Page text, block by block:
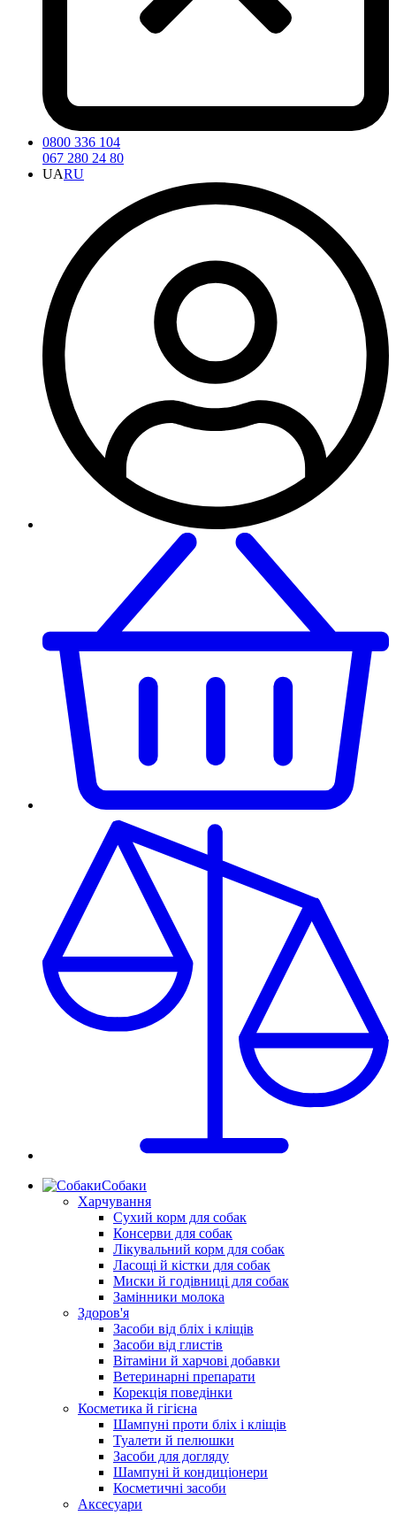
0800 336 104
067 280 24 80
UARU
Собаки
Харчування
Сухий корм для собак
Консерви для собак
Лікувальний корм для собак
Ласощі й кістки для собак
Миски й годівниці для собак
Замінники молока
Здоров'я
Засоби від бліх і кліщів
Засоби від глистів
Вітаміни й харчові добавки
Ветеринарні препарати
Корекція поведінки
Косметика й гігієна
Шампуні проти бліх і кліщів
Туалети й пелюшки
Засоби для догляду
Шампуні й кондиціонери
Косметичні засоби
Аксесуари